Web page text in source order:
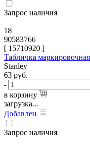
Запрос наличия
18
90583766
[ 15710920 ]
Табличка
Stanley
63 руб.
-
в корзину
загрузка...
Добавлен
Запрос наличия